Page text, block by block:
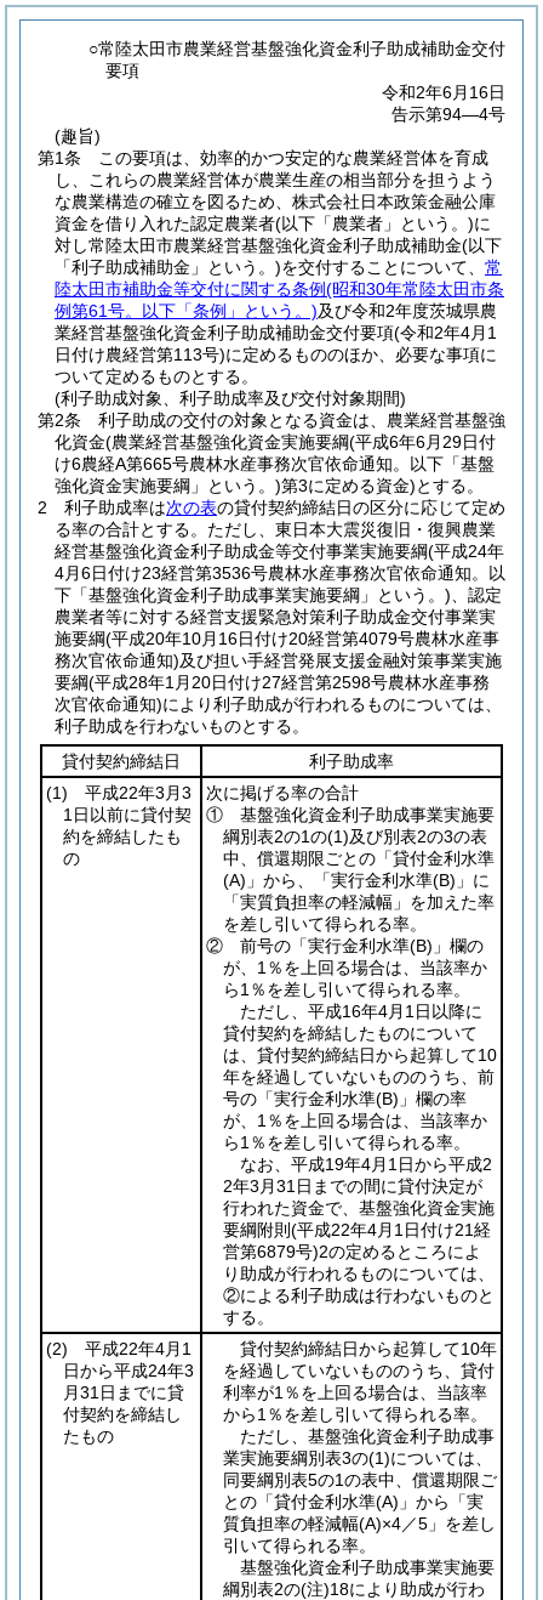
○常陸太田市農業経営基盤強化資金利子助成補助金交付
要項
令和2年6月16日
告示第94―4号
(趣旨)
第1条
この要項は、効率的かつ安定的な農業経営体を育成
し、これらの農業経営体が農業生産の相当部分を担うよう
な農業構造の確立を図るため、株式会社日本政策金融公庫
資金を借り入れた認定農業者(以下「農業者」という。)に
対し常陸太田市農業経営基盤強化資金利子助成補助金(以下
「利子助成補助金」という。)を交付することについて、 常
陸太田市補助金等交付に関する条例(昭和30年常陸太田市条
例第61号。以下「条例」という。)及び令和2年度茨城県農
業経営基盤強化資金利子助成補助金交付要項(令和2年4月1
日付け農経営第113号)に定めるもののほか、必要な事項に
ついて定めるものとする。
(利子助成対象、利子助成率及び交付対象期間)
第2条
利子助成の交付の対象となる資金は、農業経営基盤強
化資金(農業経営基盤強化資金実施要綱(平成6年6月29日付
け6農経A第665号農林水産事務次官依命通知。以下「基盤
強化資金実施要綱」という。)第3に定める資金)とする。
2
利子助成率は次の表の貸付契約締結日の区分に応じて定め
る率の合計とする。 ただし、東日本大震災復旧・復興農業
経営基盤強化資金利子助成金等交付事業実施要綱(平成24年
4月6日付け23経営第3536号農林水産事務次官依命通知。以
下「基盤強化資金利子助成事業実施要綱」という。) 、認定
農業者等に対する経営支援緊急対策利子助成金交付事業実
施要綱(平成20年10月16日付け20経営第4079号農林水産事
務次官依命通知)及び担い手経営発展支援金融対策事業実施
要綱(平成28年1月20日付け27経営第2598号農林水産事務
次官依命通知)により利子助成が行われるものについては、
利子助成を行わないものとする。
貸付契約締結日
利子助成率
(1) 平成22年3月3
1日以前に貸付契
約を締結したも
の
次に掲げる率の合計
① 基盤強化資金利子助成事業実施要
綱別表2の1の(1)及び別表2の3の表
中、償還期限ごとの「貸付金利水準
(A) 」から、「実行金利水準(B) 」に
「実質負担率の軽減幅」を加えた率
を差し引いて得られる率。
② 前号の「実行金利水準(B) 」欄の
が、1％を上回る場合は、当該率か
ら1％を差し引いて得られる率。
ただし、平成16年4月1日以降に
貸付契約を締結したものについて
は、貸付契約締結日から起算して10
年を経過していないもののうち、前
号の「実行金利水準(B) 」欄の率
が、1％を上回る場合は、当該率か
ら1％を差し引いて得られる率。
なお、平成19年4月1日から平成2
2年3月31日までの間に貸付決定が
行われた資金で、基盤強化資金実施
要綱附則 (平成22年4月1日付け21経
営第6879号)2の定めるところによ
り助成が行われるものについては、
②による利子助成は行わないものと
する。
(2) 平成22年4月1
日から平成24年3
月31日までに貸
付契約を締結し
たもの
貸付契約締結日から起算して10年
を経過していないもののうち、貸付
利率が1％を上回る場合は、当該率
から1％を差し引いて得られる率。
ただし、基盤強化資金利子助成事
業実施要綱別表3の(1)については、
同要綱別表5の1の表中、償還期限ご
との「貸付金利水準(A) 」から「実
質負担率の軽減幅(A)×4／5」を差し
引いて得られる率。
基盤強化資金利子助成事業実施要
綱別表2の(注)18により助成が行わ